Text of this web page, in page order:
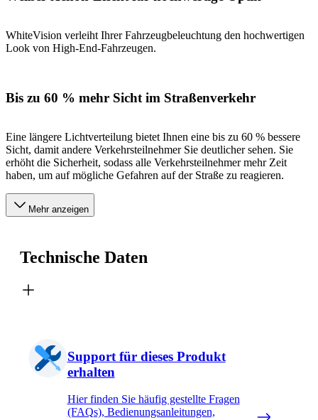
WhiteVision verleiht Ihrer Fahrzeugbeleuchtung den hochwertigen
Look von High-End-Fahrzeugen.
Bis zu 60 % mehr Sicht im Straßenverkehr
Eine längere Lichtverteilung bietet Ihnen eine bis zu 60 % bessere
Sicht, damit andere Verkehrsteilnehmer Sie deutlicher sehen. Sie
erhöht die Sicherheit, sodass alle Verkehrsteilnehmer mehr Zeit
haben, um auf mögliche Gefahren auf der Straße zu reagieren.
Mehr anzeigen
Technische Daten
Support für dieses Produkt
erhalten
Hier finden Sie häufig gestellte Fragen
(FAQs), Bedienungsanleitungen,